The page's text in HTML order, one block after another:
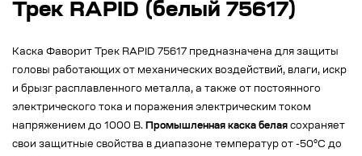
Трек RAPID (белый 75617)
Каска Фаворит Трек RAPID 75617 предназначена для защиты
головы работающих от механических воздействий, влаги, искр
и брызг расплавленного металла, а также от постоянного
электрического тока и поражения электрическим током
напряжением до 1000 В. Промышленная каска белая сохраняет
свои защитные свойства в диапазоне температур от -50°C до